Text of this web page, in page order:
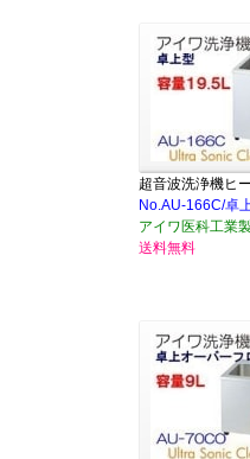
超音波洗浄機ヒ
No.AU-166C/卓
アイワ医科工業
送料無料